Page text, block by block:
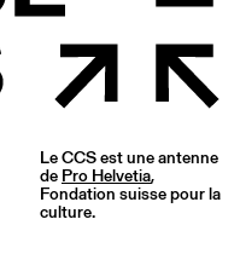
Le CCS est une antenne
de Pro Helvetia,
Fondation suisse pour la
culture.